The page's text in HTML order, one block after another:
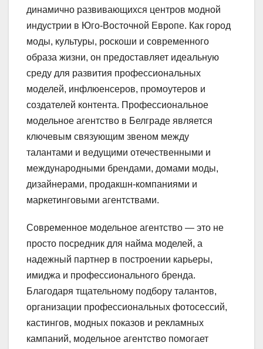
динамично развивающихся центров модной
индустрии в Юго-Восточной Европе. Как город
моды, культуры, роскоши и современного
образа жизни, он предоставляет идеальную
среду для развития профессиональных
моделей, инфлюенсеров, промоутеров и
создателей контента. Профессиональное
модельное агентство в Белграде является
ключевым связующим звеном между
талантами и ведущими отечественными и
международными брендами, домами моды,
дизайнерами, продакшн-компаниями и
маркетинговыми агентствами.
Современное модельное агентство — это не
просто посредник для найма моделей, а
надежный партнер в построении карьеры,
имиджа и профессионального бренда.
Благодаря тщательному подбору талантов,
организации профессиональных фотосессий,
кастингов, модных показов и рекламных
кампаний, модельное агентство помогает